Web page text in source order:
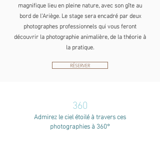
magnifique lieu en pleine nature, avec son gîte au
bord de l'Ariège. Le stage sera encadré par deux
photographes professionnels qui vous feront
découvrir la photographie animalière, de la théorie à
la pratique.
RÉSERVER
360
Admirez le ciel étoilé à travers ces
photographies à 360°